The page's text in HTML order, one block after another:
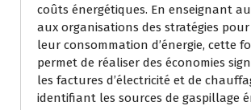
coûts énergétiques. En enseignant
aux organisations des stratégies
leur consommation d’énergie, cette
permet de réaliser des économies
les factures d’électricité et de
identifiant les sources de gaspillage